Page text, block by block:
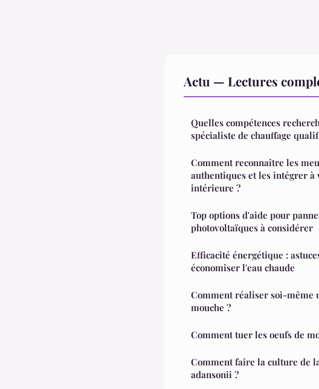
Actu — Lectures
Quelles compétences
spécialiste de chauffage
Comment reconnaître les
authentiques et les intégrer à
intérieure ?
Top options d'aide pour
photovoltaïques à considérer
Efficacité énergétique :
économiser l'eau chaude
Comment réaliser soi-même
mouche ?
Comment tuer les oeufs de
Comment faire la culture de
adansonii ?